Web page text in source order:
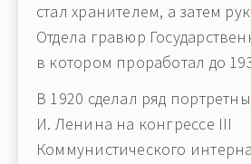
стал хранителем, а затем
Отдела гравюр
в котором проработал до
В 1920 сделал ряд
И. Ленина на конгрессе III
Коммунистического